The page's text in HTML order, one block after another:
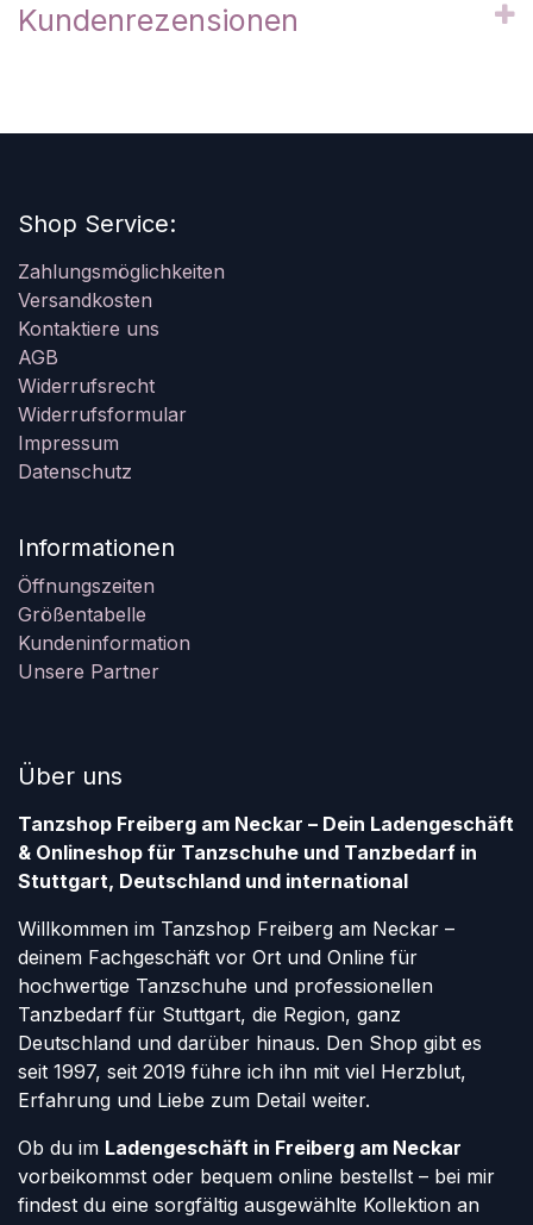
Kundenrezensionen
Shop Service:
Zahlungsmöglichkeiten
Versandkosten
Kontaktiere uns
AGB
Widerrufsrecht
Widerrufsformular
Impressum
Datenschutz
Informationen
Öffnungszeiten
Größentabelle
Kundeninformation
Unsere Partner
Über uns
Tanzshop Freiberg am Neckar – Dein Ladengeschäft
& Onlineshop für Tanzschuhe und Tanzbedarf in
Stuttgart, Deutschland und international
Willkommen im Tanzshop Freiberg am Neckar –
deinem Fachgeschäft vor Ort und Online für
hochwertige Tanzschuhe und professionellen
Tanzbedarf für Stuttgart, die Region, ganz
Deutschland und darüber hinaus. Den Shop gibt es
seit 1997, seit 2019 führe ich ihn mit viel Herzblut,
Erfahrung und Liebe zum Detail weiter.
Ob du im Ladengeschäft in Freiberg am Neckar
vorbeikommst oder bequem online bestellst – bei mir
findest du eine sorgfältig ausgewählte Kollektion an